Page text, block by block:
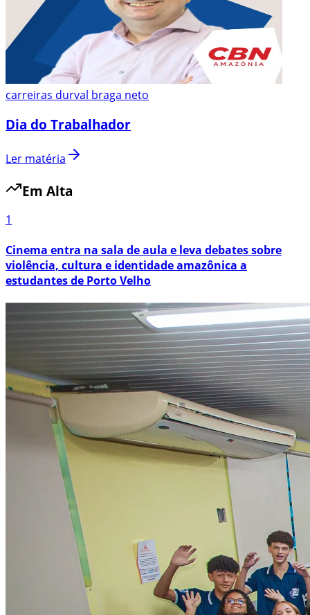
carreiras durval braga neto
Dia do Trabalhador
Ler matéria
Em Alta
1
Cinema entra na sala de aula e leva debates sobre
violência, cultura e identidade amazônica a
estudantes de Porto Velho